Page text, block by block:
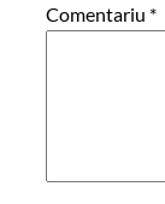
Comentariu *